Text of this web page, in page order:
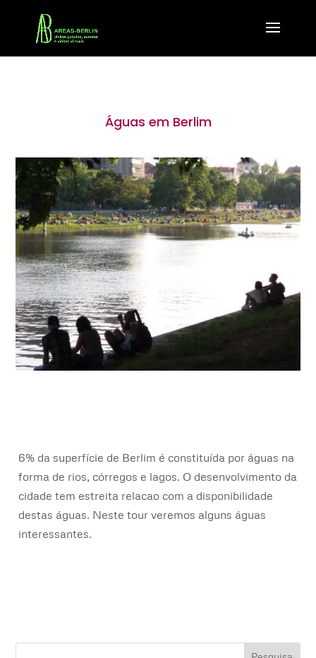
Águas em Berlim
6% da superfície de Berlim é constituída por águas na
forma de rios, córregos e lagos. O desenvolvimento da
cidade tem estreita relacao com a disponibilidade
destas águas. Neste tour veremos alguns águas
interessantes.